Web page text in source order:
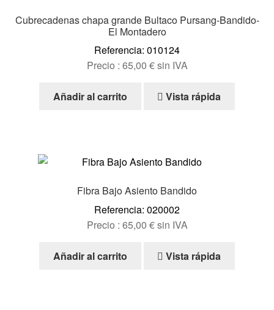
Cubrecadenas chapa grande Bultaco Pursang-Bandido-
El Montadero
Referencia: 010124
Precio : 65,00 €sin IVA
Añadir al carrito Vista rápida
Fibra Bajo Asiento Bandido
Referencia: 020002
Precio : 65,00 €sin IVA
Añadir al carrito Vista rápida